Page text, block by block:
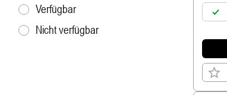
Verfügbar
Nicht verfügbar